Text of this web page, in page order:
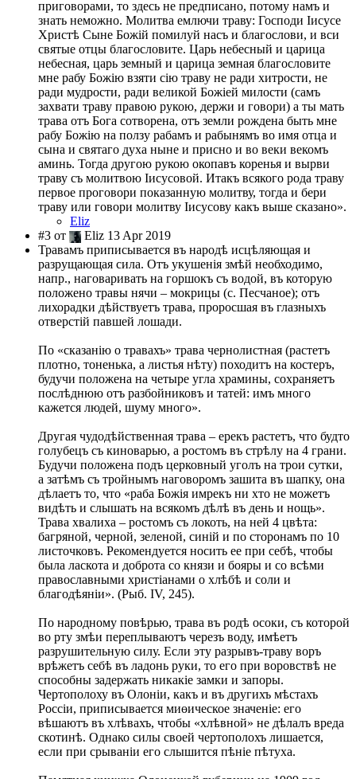
приговорами, то здесь не предписано, потому намъ и
знать неможно. Молитва емлючи траву: Господи Iисусе
Христѣ Сыне Божій помилуй насъ и благослови, и вси
святые отцы благословите. Царь небесный и царица
небесная, царь земный и царица земная благословите
мне рабу Божію взяти сію траву не ради хитрости, не
ради мудрости, ради великой Божіей милости (самъ
захвати траву правою рукою, держи и говори) а ты мать
трава отъ Бога сотворена, отъ земли рождена быть мне
рабу Божію на ползу рабамъ и рабынямъ во имя отца и
сына и святаго духа ныне и присно и во веки векомъ
аминь. Тогда другою рукою окопавъ коренья и вырви
траву съ молитвою Iисусовой. Итакъ всякого рода траву
первое проговори показанную молитву, тогда и бери
траву или говори молитву Iисусову какъ выше сказано».
Eliz
#3 от
Eliz 13 Apr 2019
Травамъ приписывается въ народѣ исцѣляющая и
разрущающая сила. Отъ укушенiя змѣй необходимо,
напр., наговаривать на горшокъ съ водой, въ которую
положено травы нячи – мокрицы (с. Песчаное); отъ
лихорадки дѣйствуетъ трава, проросшая въ глазныхъ
отверстiй павшей лошади.
По «сказанiю о травахъ» трава чернолистная (растетъ
плотно, тоненька, а листья нѣту) походитъ на костеръ,
будучи положена на четыре угла храмины, сохраняетъ
послѣднюю отъ разбойниковъ и татей: имъ много
кажется людей, шуму много».
Другая чудодѣйственная трава – ерекъ растетъ, что будто
голубецъ съ киноварью, а ростомъ въ стрѣлу на 4 грани.
Будучи положена подъ церковный уголъ на трои сутки,
а затѣмъ съ тройнымъ наговоромъ зашита въ шапку, она
дѣлаетъ то, что «раба Божiя имрекъ ни хто не можетъ
видѣть и слышать на всякомъ дѣлѣ въ день и нощь».
Трава хвалиха – ростомъ съ локоть, на ней 4 цвѣта:
багряной, черной, зеленой, синiй и по сторонамъ по 10
листочковъ. Рекомендуется носить ее при себѣ, чтобы
была ласкота и доброта со князи и бояры и со всѣми
православными христiанами о хлѣбѣ и соли и
благодѣянiи». (Рыб. IV, 245).
По народному повѣрью, трава въ родѣ осоки, съ которой
во рту змѣи переплываютъ черезъ воду, имѣетъ
разрушительную силу. Если эту разрывъ-траву воръ
врѣжетъ себѣ въ ладонь руки, то его при воровствѣ не
способны задержать никакiе замки и запоры.
Чертополоху въ Олонiи, какъ и въ другихъ мѣстахъ
Россiи, приписывается миөическое значенiе: его
вѣшаютъ въ хлѣвахъ, чтобы «хлѣвной» не дѣлалъ вреда
скотинѣ. Однако силы своей чертополохъ лишается,
если при срыванiи его слышится пѣнiе пѣтуха.